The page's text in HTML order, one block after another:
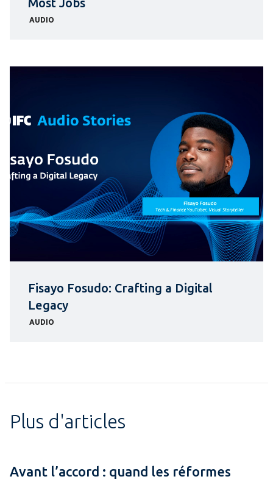
AUDIO
Fisayo Fosudo: Crafting a Digital
Legacy
AUDIO
Plus d'articles
Avant l’accord : quand les réformes